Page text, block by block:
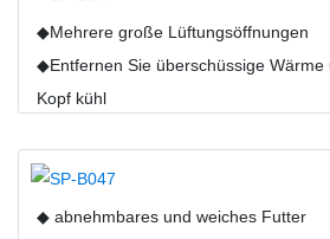
◆Mehrere große Lüftungsöffnungen
◆Entfernen Sie überschüssige Wärme
Kopf kühl
◆ abnehmbares und weiches Futter